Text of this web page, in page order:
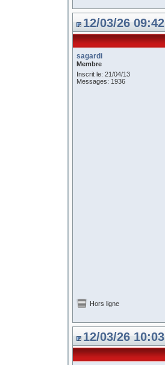
12/03/26 09:42
sagardi
Membre
Inscrit le: 21/04/13
Messages: 1936
Hors ligne
12/03/26 10:03